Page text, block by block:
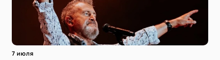
7 июля